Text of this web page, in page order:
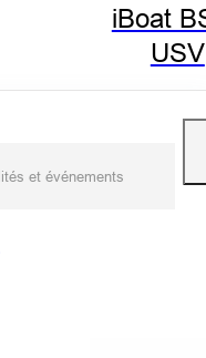
iBoat
USV